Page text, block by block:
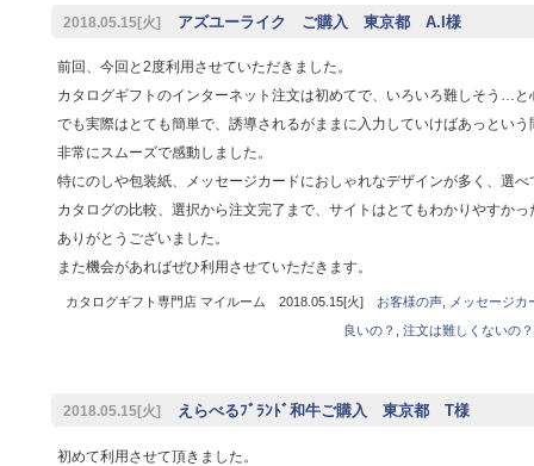
2018.05.15[火] アズユーライク ご購入 東京都 A.I様
前回、今回と2度利用させていただきました。
カタログギフトのインターネット注文は初めてで、いろいろ難しそう…と
でも実際はとても簡単で、誘導されるがままに入力していけばあっという
非常にスムーズで感動しました。
特にのしや包装紙、メッセージカードにおしゃれなデザインが多く、選べ
カタログの比較、選択から注文完了まで、サイトはとてもわかりやすかっ
ありがとうございました。
また機会があればぜひ利用させていただきます。
カタログギフト専門店 マイルーム 2018.05.15[火] お客様の声,
メッセージ
良いの？
注文は難しくないの？
2018.05.15[火] えらべるﾌﾞﾗﾝﾄﾞ和牛ご購入 東京都 T様
初めて利用させて頂きました。